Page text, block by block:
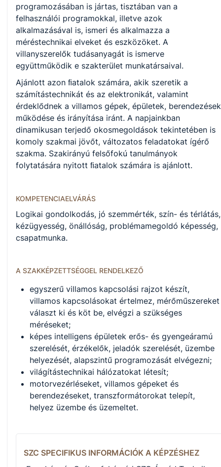
A képzést indító intézményeink
Székesfehérvári SZC Árpád Technikum, Szakképző Iskola és
Kollégium (igazgató: Hunka-Rostaházi Eszter Nóra)
programozásában is jártas, tisztában van a
felhasználói programokkal, illetve azok
alkalmazásával is, ismeri és alkalmazza a
méréstechnikai elveket és eszközöket. A
villanyszerelők tudásanyagát is ismerve
együttműködik e szakterület munkatársaival.
Ajánlott azon ﬁatalok számára, akik szeretik a
számítástechnikát és az elektronikát, valamint
érdeklődnek a villamos gépek, épületek, berendezések
működése és irányítása iránt. A napjainkban
dinamikusan terjedő okosmegoldások tekintetében is
komoly szakmai jövőt, változatos feladatokat ígérő
szakma. Szakirányú felsőfokú tanulmányok
folytatására nyitott ﬁatalok számára is ajánlott.
KOMPETENCIAELVÁRÁS
Logikai gondolkodás, jó szemmérték, szín- és térlátás,
kézügyesség, önállóság, problémamegoldó képesség,
csapatmunka.
A SZAKKÉPZETTSÉGGEL RENDELKEZŐ
egyszerű villamos kapcsolási rajzot készít,
villamos kapcsolásokat értelmez, mérőműszereket
választ ki és köt be, elvégzi a szükséges
méréseket;
képes intelligens épületek erős- és gyengeáramú
szerelését, érzékelők, jeladók szerelését, üzembe
helyezését, alapszintű programozását elvégezni;
világítástechnikai hálózatokat létesít;
motorvezérléseket, villamos gépeket és
berendezéseket, transzformátorokat telepít,
helyez üzembe és üzemeltet.
SZC SPECIFIKUS INFORMÁCIÓK A KÉPZÉSHEZ